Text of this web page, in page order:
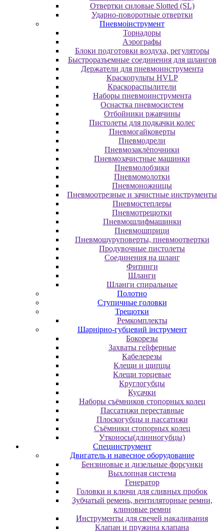
Отвертки силовые Slotted (SL)
Ударно-поворотные отвертки
Пневмоінструмент
Topнaдopы
Аэрографы
Блоки подготовки воздуха, регуляторы
Быстроразъемные соединения для шлангов
Держатели для пневмоинструмента
Краскопульты HVLP
Краскораспылители
Наборы пневмоинструмента
Оснастка пневмосистем
Отбойники ржавчины
Пистолеты для подкачки колес
Пневмогайковерты
Пневмодрели
Пневмозаклёпочники
Пневмозачистные машинки
Пневмолобзики
Пневмомолотки
Пневмоножницы
Пневмоотрезные и зачистные инструменты
Пневмостеплеры
Пневмотрещотки
Пневмошлифмашинки
Пневмошприци
Пневмошуруповерты, пневмоотвертки
Продувочные пистолеты
Соединения на шланг
Фитинги
Шланги
Шланги спиральные
Полотно
Ступичные головки
Трещотки
Ремкомплекты
Шарнірно-губцевий інструмент
Бокорезы
Захваты гейферные
Кабелерезы
Клещи и щипцы
Клещи торцевые
Круглогубцы
Кусачки
Наборы съёмников стопорных колец
Пассатижи переставные
Плоскогубцы и пассатижи
Съёмники стопорных колец
Утконосы(длинногубцы)
Специнструмент
Двигатель и навесное оборудование
Бензиновые и дизельные форсунки
Выхлопная система
Генератор
Головки и ключи для сливных пробок
Зубчатый ремень, вентиляторные ремни,
клиновые ремни
Инструменты для свечей накаливания
Клапан и пружина клапана